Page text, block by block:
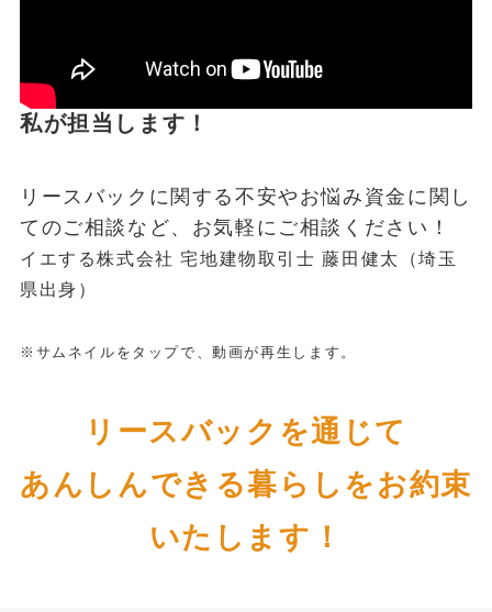
私が担当します！
リースバックに関する不安やお悩み資金に関し
てのご相談など、お気軽にご相談ください！
イエする株式会社 宅地建物取引士 藤田健太（埼玉
県出身）
※サムネイルをタップで、動画が再生します。
リースバックを通じて
あんしんできる暮らしをお約束
いたします！